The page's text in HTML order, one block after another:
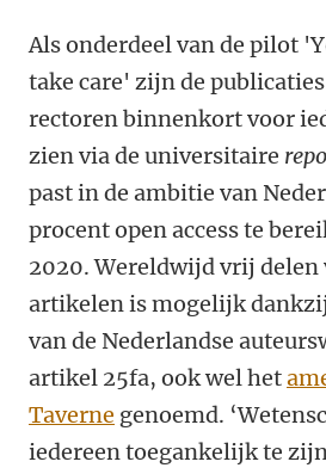
Als onderdeel van de pilot '
take care' zijn de
rectoren binnenkort voor
zien via de universitaire
past in de ambitie van
procent open access te
2020. Wereldwijd vrij delen
artikelen is mogelijk
van de Nederlandse
artikel 25fa, ook wel het
Taverne genoemd.
iedereen toegankelijk te